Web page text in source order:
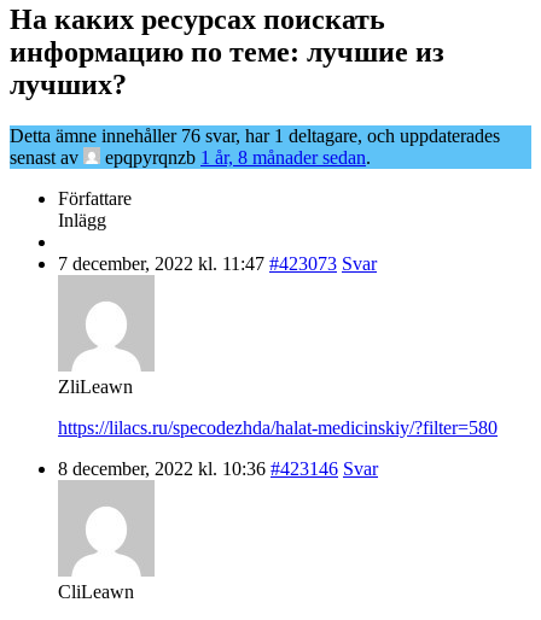
На каких ресурсах поискать
информацию по теме: лучшие из
лучших?
Detta ämne innehåller 76 svar, har 1 deltagare, och uppdaterades
senast av
epqpyrqnzb 1 år, 8 månader sedan.
Författare
Inlägg
7 december, 2022 kl. 11:47 #423073 Svar
ZliLeawn
https://lilacs.ru/specodezhda/halat-medicinskiy/?filter=580
8 december, 2022 kl. 10:36 #423146 Svar
CliLeawn